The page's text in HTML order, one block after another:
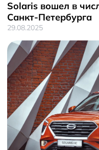
Solaris вошел в
Санкт-Петербурга
29.08.2025